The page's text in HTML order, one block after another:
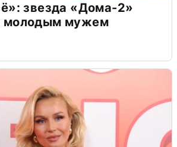
звезда «Дома-2»
молодым мужем